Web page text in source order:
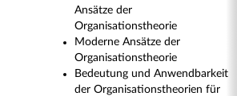
Ansätze der
Organisationstheorie
Moderne Ansätze der
Organisationstheorie
Bedeutung und Anwendbarkeit
der Organisationstheorien für